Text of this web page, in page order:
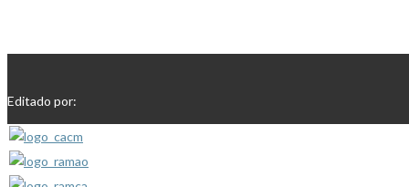
Editado por: